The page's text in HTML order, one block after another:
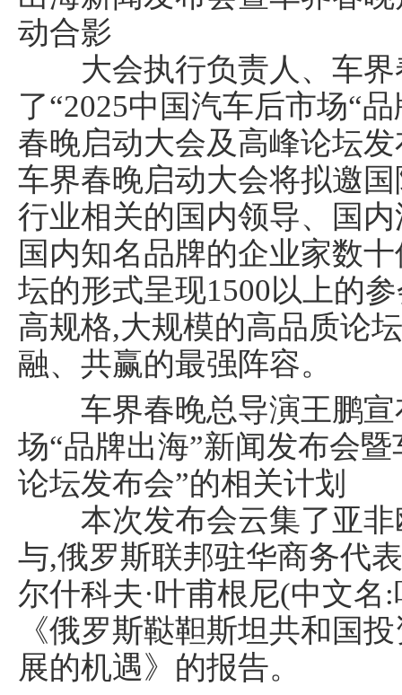
动合影
大会执行负责人、车界
了“2025中国汽车后市场“
春晚启动大会及高峰论坛
车界春晚启动大会将拟邀
行业相关的国内领导、国
国内知名品牌的企业家数
坛的形式呈现1500以上的
高规格,大规模的高品质论
融、共赢的最强阵容。
车界春晚总导演王鹏宣
场“品牌出海”新闻发布会
论坛发布会”的相关计划
本次发布会云集了亚非
与,俄罗斯联邦驻华商务代
尔什科夫·叶甫根尼(中文
《俄罗斯鞑靼斯坦共和国
展的机遇》的报告。